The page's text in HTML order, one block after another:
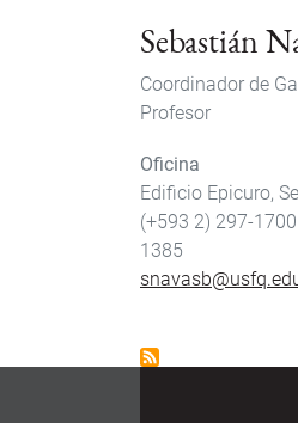
Sebastián
Coordinador de
Profesor
Oficina
Edificio Epicuro,
(+593 2) 297-1700
1385